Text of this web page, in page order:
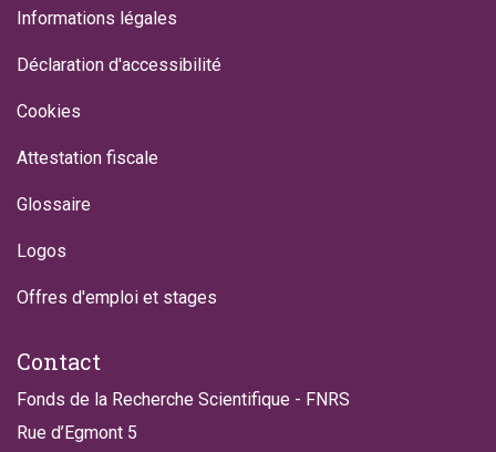
Informations légales
Déclaration d'accessibilité
Cookies
Attestation fiscale
Glossaire
Logos
Offres d'emploi et stages
Contact
Fonds de la Recherche Scientifique - FNRS
Rue d’Egmont 5